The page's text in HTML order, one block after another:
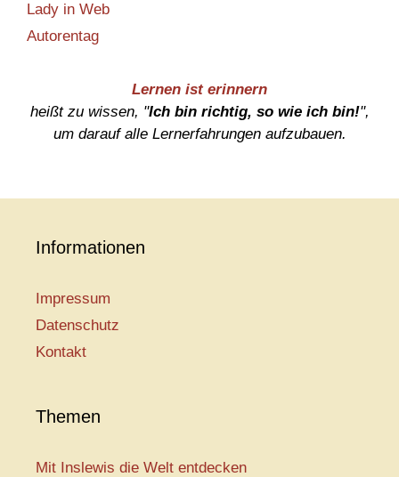
Lady in Web
Autorentag
Lernen ist erinnern
heißt zu wissen, "Ich bin richtig, so wie ich bin!",
um darauf alle Lernerfahrungen aufzubauen.
Informationen
Impressum
Datenschutz
Kontakt
Themen
Mit Inslewis die Welt entdecken